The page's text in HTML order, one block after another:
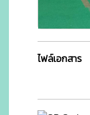
ไฟล์เอกสาร